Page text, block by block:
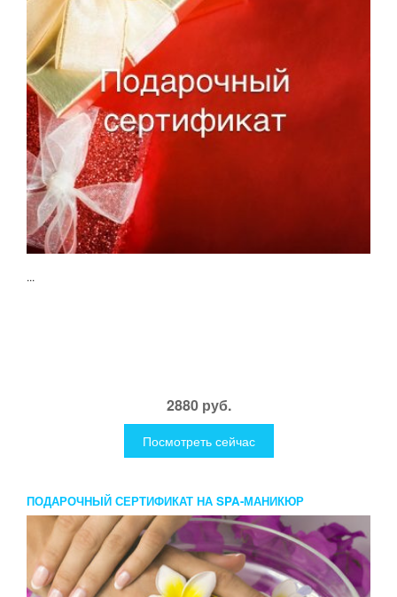
...
2880 руб.
Посмотреть сейчас
ПОДАРОЧНЫЙ СЕРТИФИКАТ НА SPA-МАНИКЮР